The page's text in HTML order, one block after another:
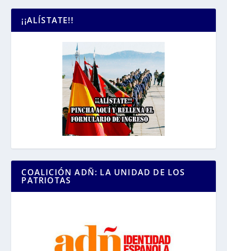
¡¡ALÍSTATE!!
COALICIÓN ADÑ: LA UNIDAD DE LOS
PATRIOTAS